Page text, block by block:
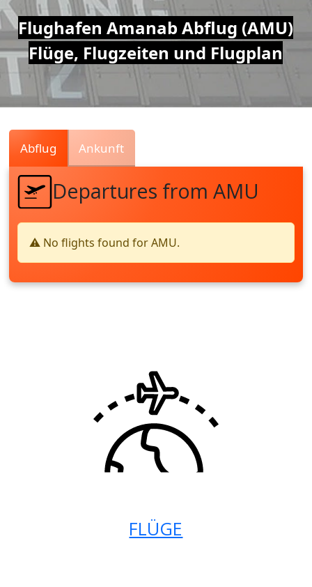
Air
Traffic
Live
Flughafen Amanab Abflug (AMU)
Flüge, Flugzeiten und Flugplan
Abflug Ankunft
Departures from AMU
⚠️ No flights found for AMU.
FLÜGE